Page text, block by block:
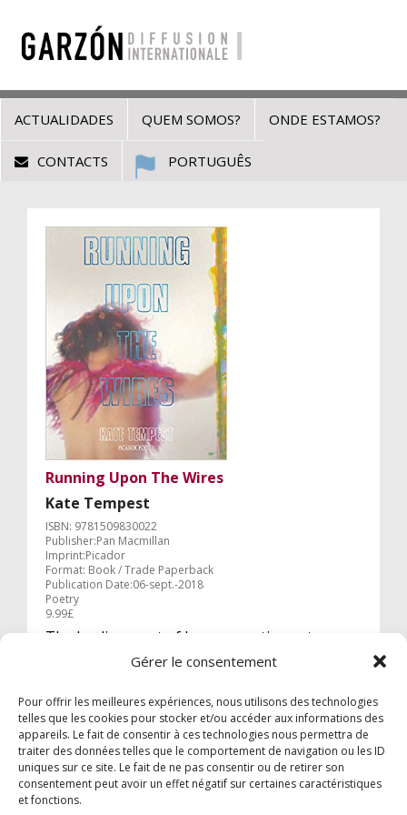
Gérer le consentement
Pour offrir les meilleures expériences, nous utilisons des technologies
telles que les cookies pour stocker et/ou accéder aux informations des
appareils. Le fait de consentir à ces technologies nous permettra de
traiter des données telles que le comportement de navigation ou les ID
uniques sur ce site. Le fait de ne pas consentir ou de retirer son
consentement peut avoir un effet négatif sur certaines caractéristiques
et fonctions.
ACTUALIDADES QUEM SOMOS? ONDE ESTAMOS?
CONTACTS PORTUGUÊS
Running Upon The Wires
Kate Tempest
ISBN: 9781509830022
Publisher:Pan Macmillan
Imprint:Picador
Format: Book / Trade Paperback
Publication Date:06-sept.-2018
Poetry
9.99£
The leading poet of her generation returns
with a deeply personal third collection,